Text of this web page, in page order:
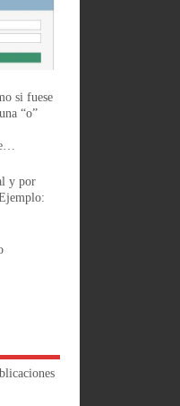
si fuese
“o”
y por